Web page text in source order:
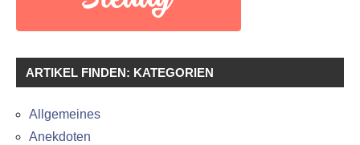
ARTIKEL FINDEN: KATEGORIEN
Allgemeines
Anekdoten